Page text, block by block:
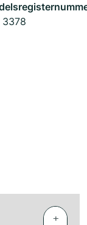
3378
+